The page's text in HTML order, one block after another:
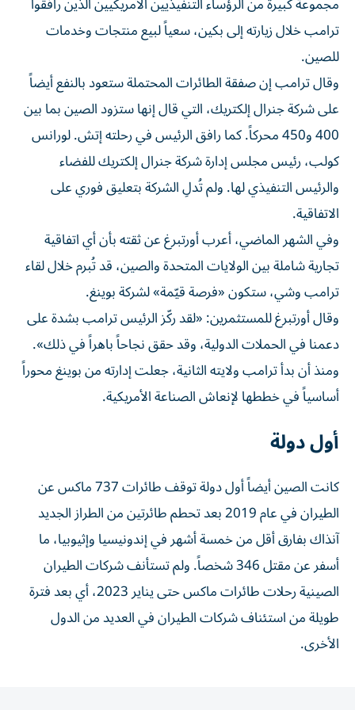
ترامب خلال زيارته إلى بكين، سعياً لبيع منتجات وخدمات
للصين.
وقال ترامب إن صفقة الطائرات المحتملة ستعود بالنفع أيضاً
على شركة جنرال إلكتريك، التي قال إنها ستزود الصين بما بين
400 و450 محركاً. كما رافق الرئيس في رحلته إتش. لورانس
كولب، رئيس مجلس إدارة شركة جنرال إلكتريك للفضاء
والرئيس التنفيذي لها. ولم تُدلِ الشركة بتعليق فوري على
الاتفاقية.
وفي الشهر الماضي، أعرب أورتبرغ عن ثقته بأن أي اتفاقية
تجارية شاملة بين الولايات المتحدة والصين، قد تُبرم خلال لقاء
ترامب وشي، ستكون «فرصة قيّمة» لشركة بوينغ.
وقال أورتبرغ للمستثمرين: «لقد ركّز الرئيس ترامب بشدة على
دعمنا في الحملات الدولية، وقد حقق نجاحاً باهراً في ذلك».
ومنذ أن بدأ ترامب ولايته الثانية، جعلت إدارته من بوينغ محوراً
أساسياً في خططها لإنعاش الصناعة الأمريكية.
أول دولة
كانت الصين أيضاً أول دولة توقف طائرات 737 ماكس عن
الطيران في عام 2019 بعد تحطم طائرتين من الطراز الجديد
آنذاك بفارق أقل من خمسة أشهر في إندونيسيا وإثيوبيا، ما
أسفر عن مقتل 346 شخصاً. ولم تستأنف شركات الطيران
الصينية رحلات طائرات ماكس حتى يناير 2023، أي بعد فترة
طويلة من استئناف شركات الطيران في العديد من الدول
الأخرى.